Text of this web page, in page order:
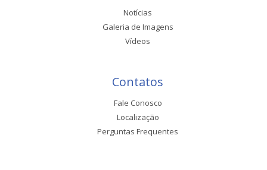
Notícias
Galeria de Imagens
Vídeos
Contatos
Fale Conosco
Localização
Perguntas Frequentes